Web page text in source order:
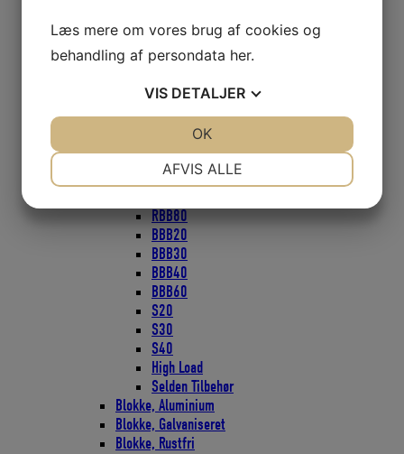
Blokke Seldén
PBB16 PBB20
PBB40
PBB50
PBB60
PBB70
PBB100
PBB60/80 Quick Lock
RBB80
BBB20
BBB30
BBB40
BBB60
S20
S30
S40
High Load
Selden Tilbehør
Blokke, Aluminium
Blokke, Galvaniseret
Blokke, Rustfri
Læs mere om vores brug af cookies og
behandling af persondata her.
VIS DETALJER
MARKETING
AFVIS ALLE
OK